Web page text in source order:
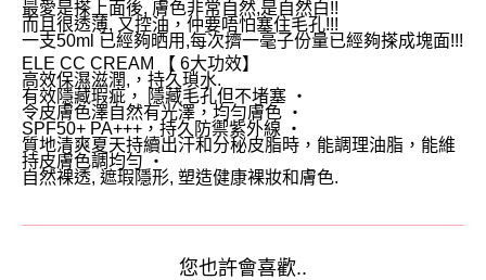
最愛是搽上面後, 膚色非常自然,是自然白!!
而且很透薄, 又控油，仲要唔怕塞住毛孔!!!
一支50ml 已經夠晒用,每次擠一毫子份量已經夠搽成塊面!!!
ELE CC CREAM 【 6大功效】
高效保濕滋潤,，持久瑣水.
有效隱藏瑕疵， 隱藏毛孔但不堵塞 ‧
令皮膚色澤自然有光澤，均勻膚色 ‧
SPF50+ PA+++，持久防禦紫外線 ‧
質地清爽夏天持續出汗和分秘皮脂時，能調理油脂，能維
持皮膚色調均勻 ‧
自然裸透, 遮瑕隱形, 塑造健康裸妝和膚色.
您也許會喜歡..